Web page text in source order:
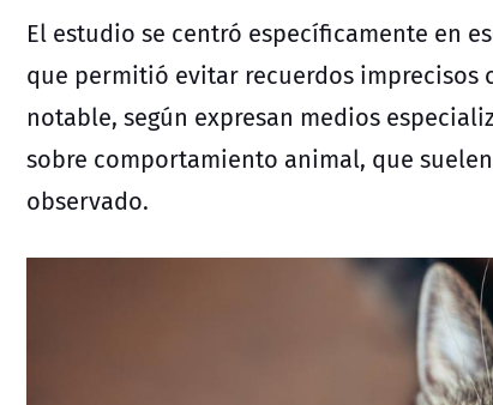
El estudio se centró específicamente en
que permitió evitar recuerdos
notable, según expresan medios
sobre comportamiento animal, que
observado.